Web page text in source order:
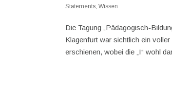
Statements ,Wissen
Die Tagung „Pädagogisch-
Klagenfurt war sichtlich ein
erschienen, wobei die „I“ wohl